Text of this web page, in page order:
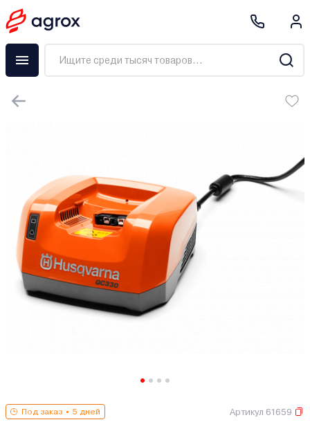
Под заказ 5 дней Артикул 61659